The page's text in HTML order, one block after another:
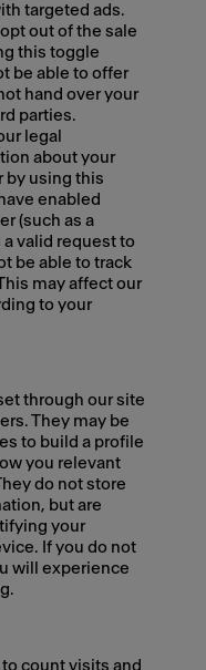
targeted ads.
out of the sale
this toggle
be able to offer
hand over your
parties.
legal
about your
by using this
enabled
(such as a
a valid request to
be able to track
may affect our
to your
through our site
They may be
to build a profile
you relevant
do not store
but are
your
If you do not
will experience
count visits and